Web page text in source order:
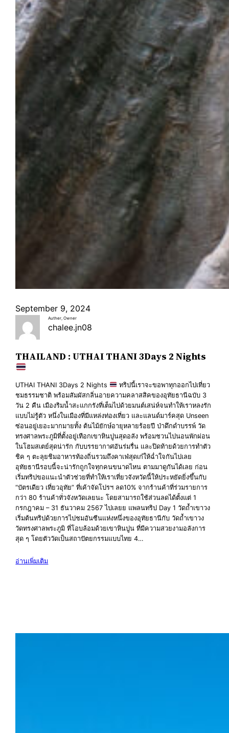
September 9, 2024
Auther, Owner
chalee.jn08
THAILAND : UTHAI THANI 3Days 2 Nights
UTHAI THANI 3Days 2 Nights
ทริปนี้เราจะขอพาทุกออกไปเที่ยว
ชมธรรมชาติ พร้อมสัมผัสกลิ่นอายความคลาสสิคของอุทัยธานีฉบับ 3
วัน 2 คืน เมืองริมน้ำสะแกกรังที่เต็มไปด้วยมนต์เสน่ห์จนทำให้เราหลงรัก
แบบไม่รู้ตัว หนึ่งในเมืองที่มีแหล่งท่องเที่ยว และแลนด์มาร์คสุด Unseen
ซ่อนอยู่เยอะมากมายทั้ง ต้นไม้ยักษ์อายุหลายร้อยปี ป่าดึกดำบรรพ์ วัด
ทรงศาลพระภูมิที่ตั้งอยู่เทือกเขาหินปูนสุดอลัง พร้อมชวนไปนอนพักผ่อน
ในโฮมสเตย์สุดน่ารัก กับบรรยากาศอันร่มรื่น และปิดท้ายด้วยการทำตัว
ชิค ๆ ตะลุยชิมอาหารท้องถิ่นรวมถึงคาเฟ่สุดเก๋ให้ฉ่ำใจกันไปเลย
อุทัยธานีรอบนี้จะน่ารักถูกใจทุกคนขนาดไหน ตามมาดูกันได้เลย ก่อน
เริ่มทริปขอแนะนำตัวช่วยที่ทำให้เราเที่ยวจังหวัดนี้ให้ประหยัดยิ่งขึ้นกับ
“บัตรเดียว เที่ยวอุทัย” ที่เค้าจัดโปรฯ ลด10% จากร้านค้าที่ร่วมรายการ
กว่า 80 ร้านค้าทั่วจังหวัดเลยนะ โดยสามารถใช้ส่วนลดได้ตั้งแต่ 1
กรกฎาคม – 31 ธันวาคม 2567 ไปเลยย แพลนทริป Day 1 วัดถ้ำเขาวง
เริ่มต้นทริปด้วยการไปชมอันซีนแห่งหนึ่งของอุทัยธานีกับ วัดถ้ำเขาวง
วัดทรงศาลพระภูมิ ที่โอบล้อมด้วยเขาหินปูน ที่มีความสวยงามอลังการ
สุด ๆ โดยตัววัดเป็นสถาปัตยกรรมแบบไทย 4…
อ่านเพิ่มเติม